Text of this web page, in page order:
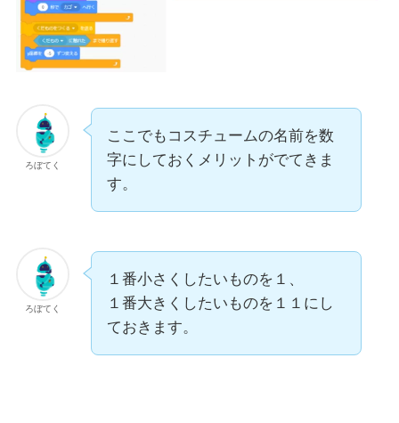
ろぼてく
ここでもコスチュームの名前を数
字にしておくメリットがでてきま
す。
ろぼてく
１番小さくしたいものを１、
１番大きくしたいものを１１にし
ておきます。